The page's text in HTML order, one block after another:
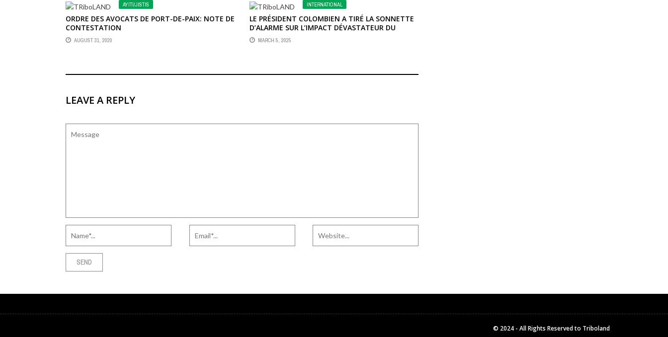
AYITI/JISTIS
ORDRE DES AVOCATS DE PORT-DE-PAIX: NOTE DE
CONTESTATION
AUGUST 31, 2020
INTERNATIONAL
LE PRÉSIDENT COLOMBIEN A TIRÉ LA SONNETTE
D’ALARME SUR L’IMPACT DÉVASTATEUR DU
TRAFIC DE DROGUE QUI ALIMENTE LE CHAOS EN
HAÏTI
MARCH 5, 2025
LEAVE A REPLY
© 2024 - All Rights Reserved to Triboland